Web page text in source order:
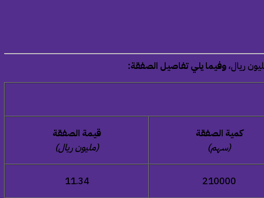
وفيما يلي تفاصيل الصفقة:
كمية الصفقة
(سهم)
قيمة الصفقة
(مليون ريال)
210000
11.34